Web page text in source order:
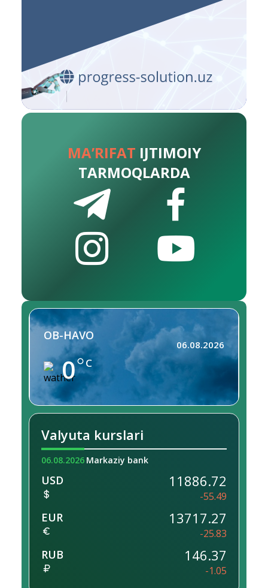
MA’RIFAT IJTIMOIY
TARMOQLARDA
OB-HAVO
0 C
06.08.2026
Valyuta kurslari
06.08.2026 Markaziy bank
USD 11886.72
-55.49
EUR 13717.27
-25.83
RUB 146.37
-1.05